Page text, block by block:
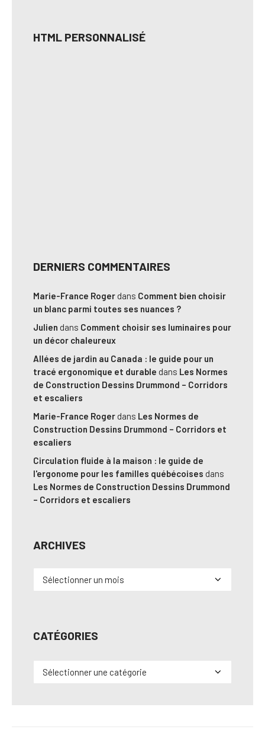
HTML PERSONNALISÉ
DERNIERS COMMENTAIRES
Marie-France Roger dans Comment bien choisir
un blanc parmi toutes ses nuances ?
Julien dans Comment choisir ses luminaires pour
un décor chaleureux
Allées de jardin au Canada : le guide pour un
tracé ergonomique et durable dans Les Normes
de Construction Dessins Drummond – Corridors
et escaliers
Marie-France Roger dans Les Normes de
Construction Dessins Drummond – Corridors et
escaliers
Circulation fluide à la maison : le guide de
l'ergonome pour les familles québécoises dans
Les Normes de Construction Dessins Drummond
– Corridors et escaliers
ARCHIVES
Archives
CATÉGORIES
Catégories